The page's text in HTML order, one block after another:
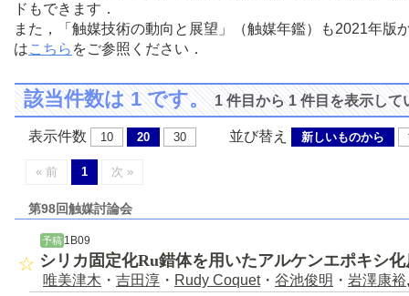
ドもできます．
また，「触媒技術の動向と展望」（触媒年鑑）も2021年
はこちら をご参照ください．
該当件数は 1 です。1 件目から 1 件目を表示して
表示件数 10 20 30 並び替え 新しいものから
« 前 1 次 »
第98回触媒討論会
予稿 1B09
シリカ固定化Ru錯体を用いたアルケンエポキシ
唯美津木 ・ 吉田淳 ・ Rudy Coquet・ 谷池俊明 ・ 岩澤康裕